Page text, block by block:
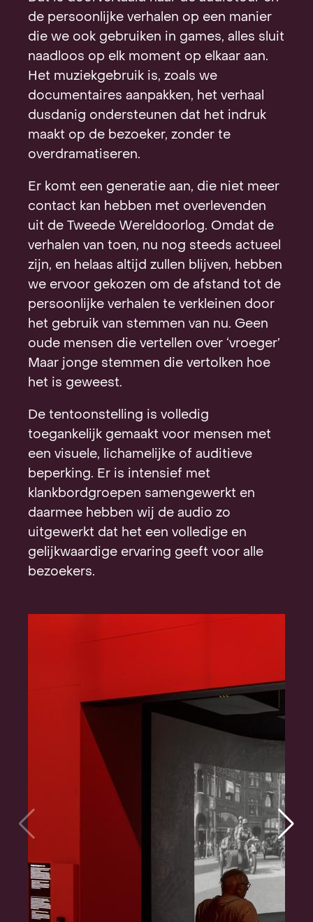
de persoonlijke verhalen op een manier
die we ook gebruiken in games, alles sluit
naadloos op elk moment op elkaar aan.
Het muziekgebruik is, zoals we
documentaires aanpakken, het verhaal
dusdanig ondersteunen dat het indruk
maakt op de bezoeker, zonder te
overdramatiseren.
Er komt een generatie aan, die niet meer
contact kan hebben met overlevenden
uit de Tweede Wereldoorlog. Omdat de
verhalen van toen, nu nog steeds actueel
zijn, en helaas altijd zullen blijven, hebben
we ervoor gekozen om de afstand tot de
persoonlijke verhalen te verkleinen door
het gebruik van stemmen van nu. Geen
oude mensen die vertellen over ‘vroeger’
Maar jonge stemmen die vertolken hoe
het is geweest.
De tentoonstelling is volledig
toegankelijk gemaakt voor mensen met
een visuele, lichamelijke of auditieve
beperking. Er is intensief met
klankbordgroepen samengewerkt en
daarmee hebben wij de audio zo
uitgewerkt dat het een volledige en
gelijkwaardige ervaring geeft voor alle
bezoekers.